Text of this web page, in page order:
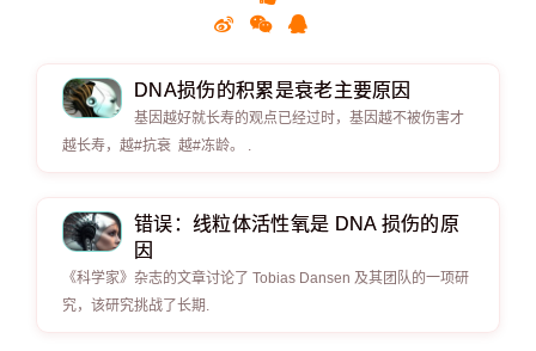
DNA损伤的积累是衰老主要原因
基因越好就长寿的观点已经过时，基因越不被伤害才
越长寿，越#抗衰 越#冻龄。 .
错误：线粒体活性氧是 DNA 损伤的原
因
《科学家》杂志的文章讨论了 Tobias Dansen 及其团队的一项研
究，该研究挑战了长期.